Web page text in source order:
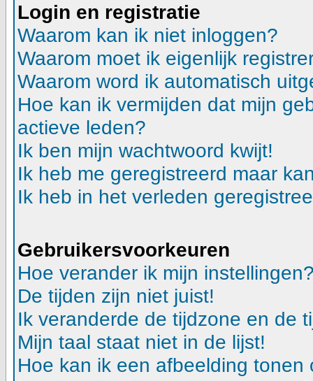
Login en registratie
Waarom kan ik niet inloggen?
Waarom moet ik eigenlijk
Waarom word ik automatisch
Hoe kan ik vermijden dat mijn
actieve leden?
Ik ben mijn wachtwoord kwijt!
Ik heb me geregistreerd maar
Ik heb in het verleden
Gebruikersvoorkeuren
Hoe verander ik mijn
De tijden zijn niet juist!
Ik veranderde de tijdzone en de
Mijn taal staat niet in de lijst!
Hoe kan ik een afbeelding